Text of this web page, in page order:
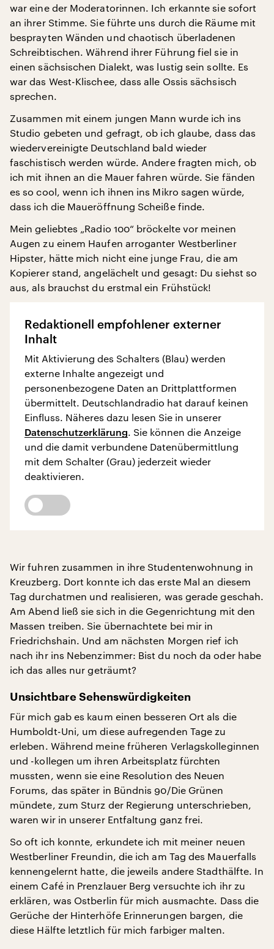
war eine der Moderatorinnen. Ich erkannte sie sofort
an ihrer Stimme. Sie führte uns durch die Räume mit
besprayten Wänden und chaotisch überladenen
Schreibtischen. Während ihrer Führung fiel sie in
einen sächsischen Dialekt, was lustig sein sollte. Es
war das West-Klischee, dass alle Ossis sächsisch
sprechen.
Zusammen mit einem jungen Mann wurde ich ins
Studio gebeten und gefragt, ob ich glaube, dass das
wiedervereinigte Deutschland bald wieder
faschistisch werden würde. Andere fragten mich, ob
ich mit ihnen an die Mauer fahren würde. Sie fänden
es so cool, wenn ich ihnen ins Mikro sagen würde,
dass ich die Maueröffnung Scheiße finde.
Mein geliebtes „Radio 100“ bröckelte vor meinen
Augen zu einem Haufen arroganter Westberliner
Hipster, hätte mich nicht eine junge Frau, die am
Kopierer stand, angelächelt und gesagt: Du siehst so
aus, als brauchst du erstmal ein Frühstück!
Redaktionell empfohlener externer
Inhalt
Mit Aktivierung des Schalters (Blau) werden
externe Inhalte angezeigt und
personenbezogene Daten an Drittplattformen
übermittelt. Deutschlandradio hat darauf keinen
Einfluss. Näheres dazu lesen Sie in unserer
Datenschutzerklärung. Sie können die Anzeige
und die damit verbundene Datenübermittlung
mit dem Schalter (Grau) jederzeit wieder
deaktivieren.
Wir fuhren zusammen in ihre Studentenwohnung in
Kreuzberg. Dort konnte ich das erste Mal an diesem
Tag durchatmen und realisieren, was gerade geschah.
Am Abend ließ sie sich in die Gegenrichtung mit den
Massen treiben. Sie übernachtete bei mir in
Friedrichshain. Und am nächsten Morgen rief ich
nach ihr ins Nebenzimmer: Bist du noch da oder habe
ich das alles nur geträumt?
Unsichtbare Sehenswürdigkeiten
Für mich gab es kaum einen besseren Ort als die
Humboldt-Uni, um diese aufregenden Tage zu
erleben. Während meine früheren Verlagskolleginnen
und -kollegen um ihren Arbeitsplatz fürchten
mussten, wenn sie eine Resolution des Neuen
Forums, das später in Bündnis 90/Die Grünen
mündete, zum Sturz der Regierung unterschrieben,
waren wir in unserer Entfaltung ganz frei.
So oft ich konnte, erkundete ich mit meiner neuen
Westberliner Freundin, die ich am Tag des Mauerfalls
kennengelernt hatte, die jeweils andere Stadthälfte. In
einem Café in Prenzlauer Berg versuchte ich ihr zu
erklären, was Ostberlin für mich ausmachte. Dass die
Gerüche der Hinterhöfe Erinnerungen bargen, die
diese Hälfte letztlich für mich farbiger malten.